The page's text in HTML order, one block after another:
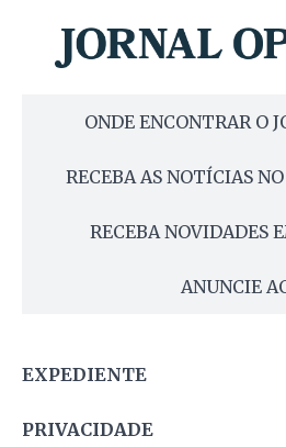
ONDE ENCONTRAR O
RECEBA AS NOTÍCIAS
RECEBA NOVIDADES
ANUNCIE
EXPEDIENTE
PRIVACIDADE